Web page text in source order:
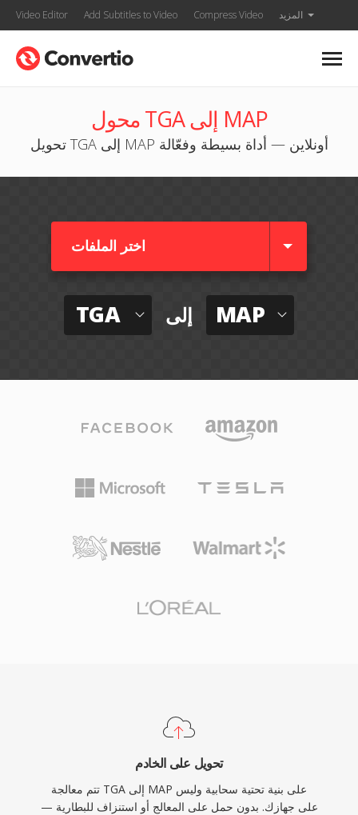
Video Editor Add Subtitles to Video Compress Video المزيد
محول TGA إلى MAP
تحويل TGA إلى MAP أونلاين — أداة بسيطة وفعّالة
اختر الملفات
TGA إلى MAP
تحويل على الخادم
تتم معالجة TGA إلى MAP على بنية تحتية سحابية وليس
على جهازك. بدون حمل على المعالج أو استنزاف للبطارية —